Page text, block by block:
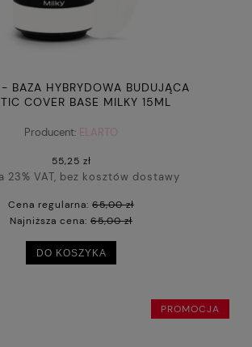
- BAZA HYBRYDOWA BUDUJĄCA
COVER BASE MILKY 15ML
Producent: ELARTO
55,25 zł
23% VAT, bez kosztów dostawy
Cena regularna: 65,00 zł
Najniższa cena: 65,00 zł
DO KOSZYKA
PROMOCJA